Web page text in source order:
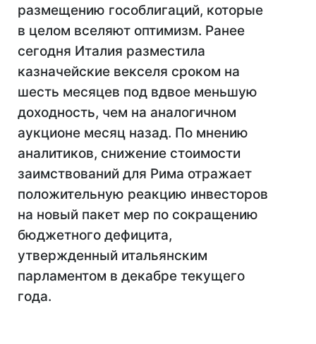
размещению гособлигаций, которые
в целом вселяют оптимизм. Ранее
сегодня Италия разместила
казначейские векселя сроком на
шесть месяцев под вдвое меньшую
доходность, чем на аналогичном
аукционе месяц назад. По мнению
аналитиков, снижение стоимости
заимствований для Рима отражает
положительную реакцию инвесторов
на новый пакет мер по сокращению
бюджетного дефицита,
утвержденный итальянским
парламентом в декабре текущего
года.